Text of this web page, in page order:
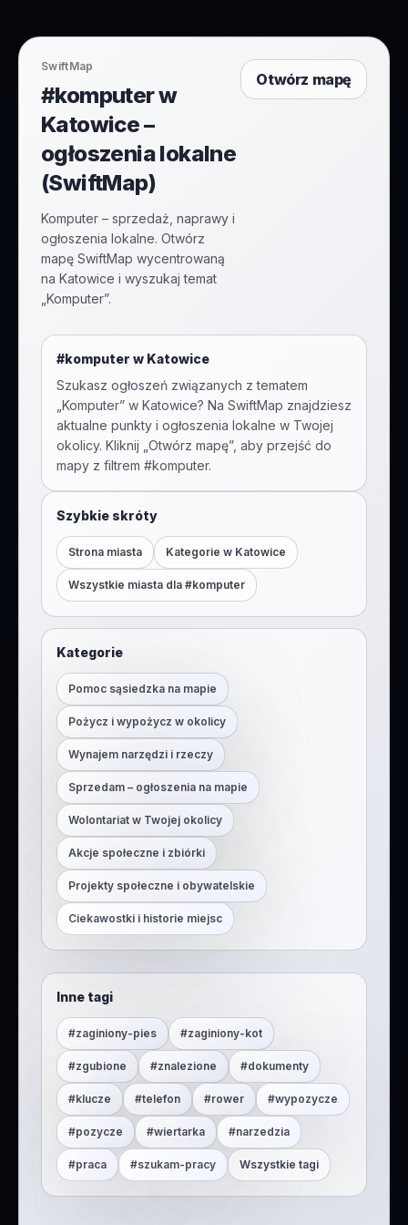
SwiftMap
#komputer w
Katowice –
ogłoszenia lokalne
(SwiftMap)
Komputer – sprzedaż, naprawy i
ogłoszenia lokalne. Otwórz
mapę SwiftMap wycentrowaną
na Katowice i wyszukaj temat
„Komputer”.
Otwórz mapę
#komputer w Katowice
Szukasz ogłoszeń związanych z tematem
Komputer” w Katowice? Na SwiftMap znajdziesz
aktualne punkty i ogłoszenia lokalne w Twojej
okolicy. Kliknij „Otwórz mapę”, aby przejść do
mapy z filtrem #komputer.
Szybkie skróty
Strona miasta Kategorie w Katowice
Wszystkie miasta dla #komputer
Kategorie
Pomoc sąsiedzka na mapie
Pożycz i wypożycz w okolicy
Wynajem narzędzi i rzeczy
Sprzedam – ogłoszenia na mapie
Wolontariat w Twojej okolicy
Akcje społeczne i zbiórki
Projekty społeczne i obywatelskie
Ciekawostki i historie miejsc
Inne tagi
#zaginiony-pies #zaginiony-kot
#zgubione #znalezione #dokumenty
#klucze #telefon #rower #wypozycze
#pozycze #wiertarka #narzedzia
#praca #szukam-pracy Wszystkie tagi